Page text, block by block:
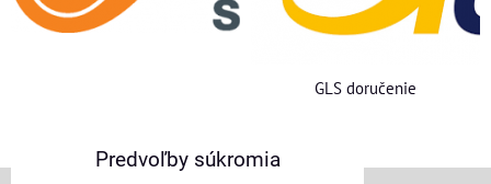
GLS doručenie
Predvoľby súkromia